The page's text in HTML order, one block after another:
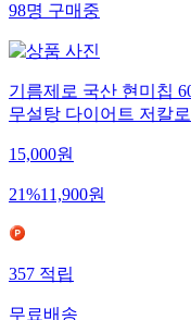
98명 구매중
기름제로 국산 현미칩
무설탕 다이어트 저칼
15,000원
21%11,900원
357 적립
무료배송